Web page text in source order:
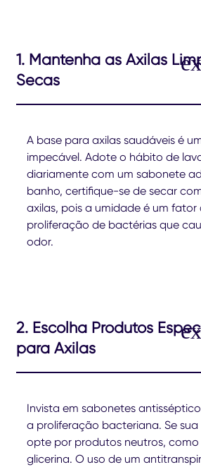
1. Mantenha as Axilas
Secas
A base para axilas saudáveis é
impecável. Adote o hábito de
diariamente com um sabonete
banho, certifique-se de secar
axilas, pois a umidade é um
proliferação de bactérias que
odor.
2. Escolha Produtos
para Axilas
Invista em sabonetes
a proliferação bacteriana. Se sua
opte por produtos neutros, como
glicerina. O uso de um